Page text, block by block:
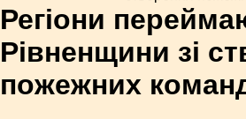
Регіони
Рівненщини зі
пожежних